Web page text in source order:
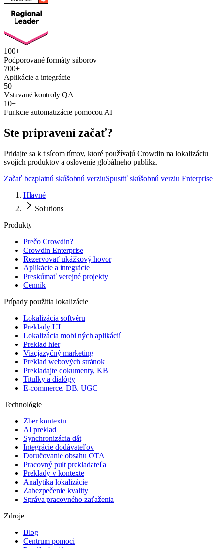
100+
Podporované formáty súborov
700+
Aplikácie a integrácie
50+
Vstavané kontroly QA
10+
Funkcie automatizácie pomocou AI
Ste pripravení začať?
Pridajte sa k tisícom tímov, ktoré používajú Crowdin na lokalizáciu
svojich produktov a oslovenie globálneho publika.
Začať bezplatnú skúšobnú verziuSpustiť skúšobnú verziu Enterprise
Hlavné
Solutions
Produkty
Prečo Crowdin?
Crowdin Enterprise
Rezervovať ukážkový hovor
Aplikácie a integrácie
Preskúmať verejné projekty
Cenník
Prípady použitia lokalizácie
Lokalizácia softvéru
Preklady UI
Lokalizácia mobilných aplikácií
Preklad hier
Viacjazyčný marketing
Preklad webových stránok
Prekladajte dokumenty, KB
Titulky a dialógy
E-commerce, DB, UGC
Technológie
Zber kontextu
AI preklad
Synchronizácia dát
Integrácie dodávateľov
Doručovanie obsahu OTA
Pracovný pult prekladateľa
Preklady v kontexte
Analytika lokalizácie
Zabezpečenie kvality
Správa pracovného zaťaženia
Zdroje
Blog
Centrum pomoci